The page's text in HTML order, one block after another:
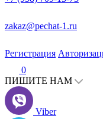
zakaz@pechat-1.ru
Регистрация
0
ПИШИТЕ НАМ
Viber